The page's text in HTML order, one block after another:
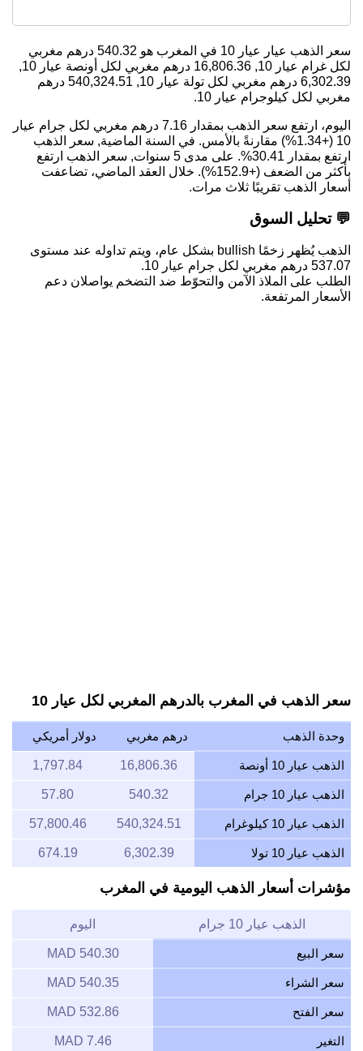
سعر الذهب عيار عيار 10 في المغرب هو 540.32 درهم مغربي
لكل غرام عيار 10,
16,806.36 درهم مغربي لكل أونصة عيار 10,
6,302.39 درهم مغربي لكل تولة عيار 10, 540,324.51 درهم
مغربي لكل كيلوجرام عيار 10.
اليوم، ارتفع سعر الذهب بمقدار 7.16 درهم مغربي لكل جرام عيار
10 (+1.34%) مقارنةً بالأمس. في السنة الماضية, سعر الذهب
ارتفع بمقدار 30.41%. على مدى 5 سنوات, سعر الذهب ارتفع
بأكثر من الضعف (+152.9%). خلال العقد الماضي، تضاعفت
أسعار الذهب تقريبًا ثلاث مرات.
💬 تحليل السوق
الذهب يُظهر زخمًا bullish بشكل عام، ويتم تداوله عند مستوى
537.07 درهم مغربي لكل جرام عيار 10.
الطلب على الملاذ الآمن والتحوّط ضد التضخم يواصلان دعم
الأسعار المرتفعة.
سعر الذهب في المغرب بالدرهم المغربي لكل عيار 10
وحدة الذهب درهم مغربي دولار أمريكي
الذهب عيار 10 أونصة 16,806.36
1,797.84
الذهب عيار 10 جرام 540.32
57.80
الذهب عيار 10 كيلوغرام 540,324.51
57,800.46
الذهب عيار 10 تولا 6,302.39
674.19
مؤشرات أسعار الذهب اليومية في المغرب
الذهب عيار 10 جرام اليوم
سعر البيع 540.30 MAD
سعر الشراء 540.35 MAD
سعر الفتح 532.86 MAD
التغير 7.46 MAD